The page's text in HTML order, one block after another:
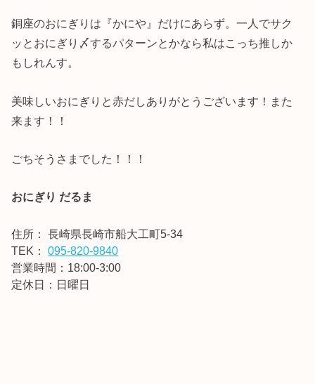
銅座のおにぎりは『かにや』だけにあらず。一人でサク
ッとおにぎり〆するパターンとかなら私はこっち推しか
もしれんす。
美味しいおにぎりと赤だしありがとうございます！また
来ます！！
ごちそうさまでした！！！
おにぎり だるま
住所：長崎県長崎市船大工町5-34
TEK：095-820-9840
営業時間：18:00-3:00
定休日：日曜日